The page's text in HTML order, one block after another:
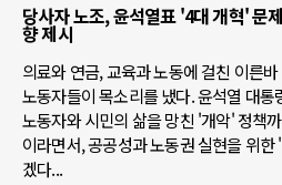
당사자 노조, 윤석열표 '4대 개혁' 문
향 제시
의료와 연금, 교육과 노동에 걸친 이른
노동자들이 목소리를 냈다. 윤석열 대
노동자와 시민의 삶을 망친 '개악' 정책
이라면서, 공공성과 노동권 실현을 위
겠다...